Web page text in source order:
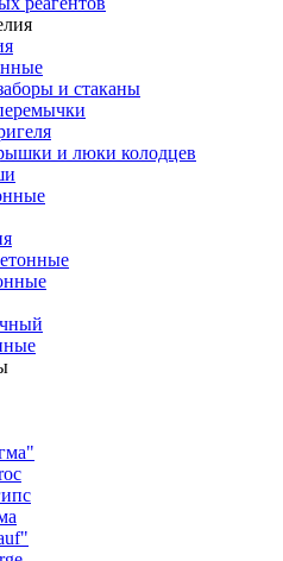
и стаканы
и люки колодцев